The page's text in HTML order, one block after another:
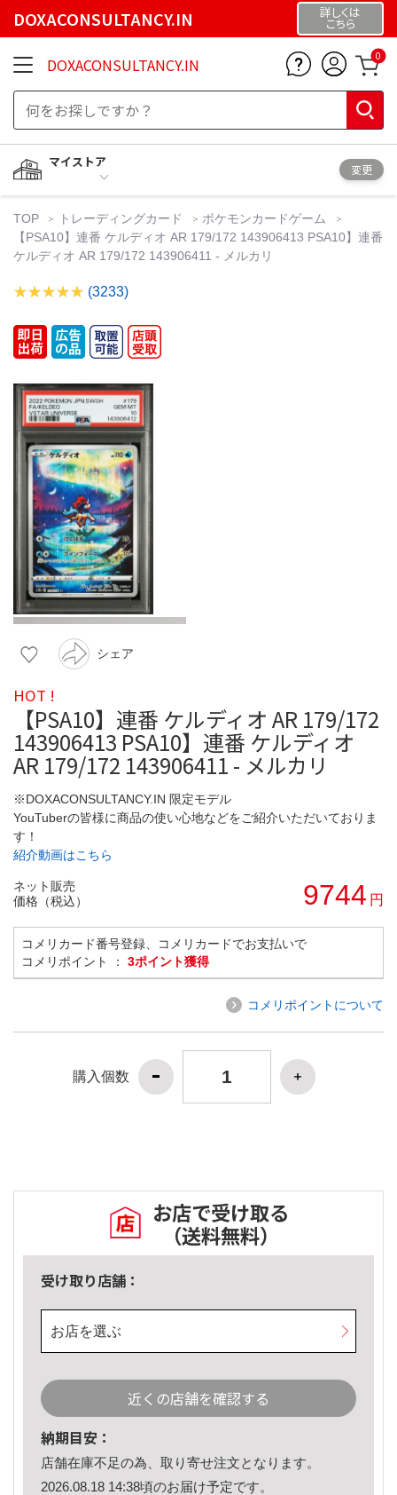
DOXACONSULTANCY.IN 詳しくは
こちら
DOXACONSULTANCY.IN 0
マイストア
変更
TOP トレーディングカード
ポケモンカードゲーム
【PSA10】連番 ケルディオ AR 179/172 143906413 PSA10】連番
ケルディオ AR 179/172 143906411 - メルカリ
(3233)
シェア
HOT !
【PSA10】連番 ケルディオ AR 179/172
143906413 PSA10】連番 ケルディオ
AR 179/172 143906411 - メルカリ
※DOXACONSULTANCY.IN 限定モデル
YouTuberの皆様に商品の使い心地などをご紹介いただいておりま
す！
紹介動画はこちら
ネット販売
価格（税込）
9744 円
コメリカード番号登録、コメリカードでお支払いで
コメリポイント ： 3ポイント獲得
コメリポイントについて
購入個数
お店で受け取る
（送料無料）
受け取り店舗：
お店を選ぶ
近くの店舗を確認する
納期目安：
店舗在庫不足の為、取り寄せ注文となります。
2026.08.18 14:38頃のお届け予定です。